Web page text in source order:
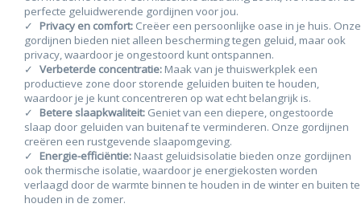
perfecte geluidwerende gordijnen voor jou.
Privacy en comfort: Creëer een persoonlijke oase in je huis. Onze
gordijnen bieden niet alleen bescherming tegen geluid, maar ook
privacy, waardoor je ongestoord kunt ontspannen.
Verbeterde concentratie: Maak van je thuiswerkplek een
productieve zone door storende geluiden buiten te houden,
waardoor je je kunt concentreren op wat echt belangrijk is.
Betere slaapkwaliteit: Geniet van een diepere, ongestoorde
slaap door geluiden van buitenaf te verminderen. Onze gordijnen
creëren een rustgevende slaapomgeving.
Energie-efficiëntie: Naast geluidsisolatie bieden onze gordijnen
ook thermische isolatie, waardoor je energiekosten worden
verlaagd door de warmte binnen te houden in de winter en buiten te
houden in de zomer.